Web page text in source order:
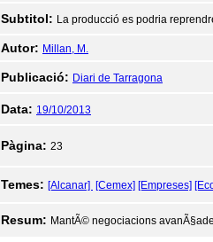
Subtitol: La producció es podria
Autor: Millan, M.
Publicació: Diari de Tarragona
Data: 19/10/2013
Pàgina: 23
Temes: [Alcanar] [Cemex] [Empreses]
Resum: MantÃ© negociacions